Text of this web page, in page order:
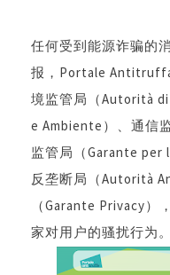
任何受到能源诈骗的
报，Portale
境监管局（Autorità
e Ambiente）、通信
监管局（Garante per
反垄断局（Autorità
（Garante Privacy
家对用户的骚扰行为。